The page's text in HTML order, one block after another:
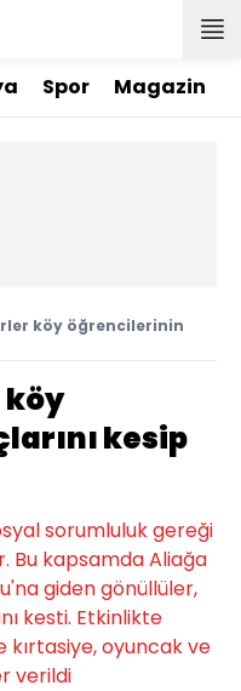
Spor Magazin
köy öğrencilerinin
kesip
sorumluluk gereği
Bu kapsamda Aliağa
giden gönüllüler,
kesti. Etkinlikte
kırtasiye, oyuncak ve
verildi